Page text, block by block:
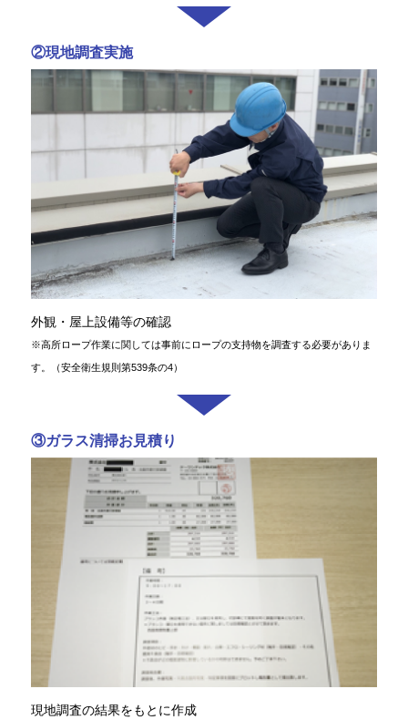
②現地調査実施
外観・屋上設備等の確認
※高所ロープ作業に関しては事前にロープの支持物を調査する必要がありま
す。（安全衛生規則第539条の4）
③ガラス清掃お見積り
現地調査の結果をもとに作成